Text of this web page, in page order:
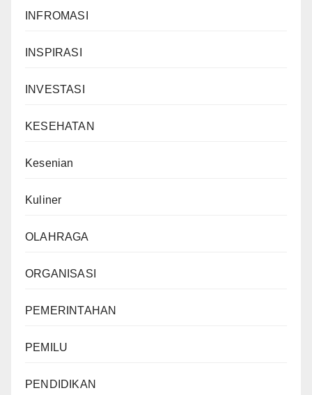
INFROMASI
INSPIRASI
INVESTASI
KESEHATAN
Kesenian
Kuliner
OLAHRAGA
ORGANISASI
PEMERINTAHAN
PEMILU
PENDIDIKAN